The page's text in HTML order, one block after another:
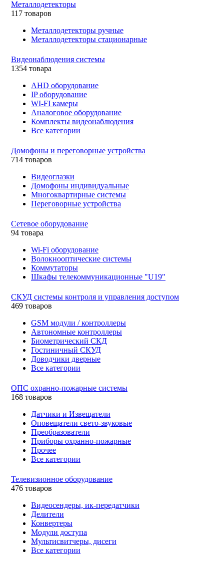
Металлодетекторы
117 товаров
Металлодетекторы ручные
Металлодетекторы стационарные
Видеонаблюдения cистемы
1354 товара
AHD оборудование
IP оборудование
WI-FI камеры
Аналоговое оборудование
Комплекты видеонаблюдения
Все категории
Домофоны и переговорные устройства
714 товаров
Видеоглазки
Домофоны индивидуальные
Многоквартирные системы
Переговорные устройства
Сетевое оборудование
94 товара
Wi-Fi оборудование
Волокнооптические системы
Коммутаторы
Шкафы телекоммуникационные "U19"
СКУД системы контроля и управления доступом
469 товаров
GSM модули / контроллеры
Автономные контроллеры
Биометрический СКД
Гостиничный СКУД
Доводчики дверные
Все категории
ОПС охранно-пожарные системы
168 товаров
Датчики и Извещатели
Оповещатели свето-звуковые
Преобразователи
Приборы охранно-пожарные
Прочее
Все категории
Телевизионное оборудование
476 товаров
Видеосендеры, ик-передатчики
Делители
Конвертеры
Модули доступа
Мультисвитчеры, дисеги
Все категории